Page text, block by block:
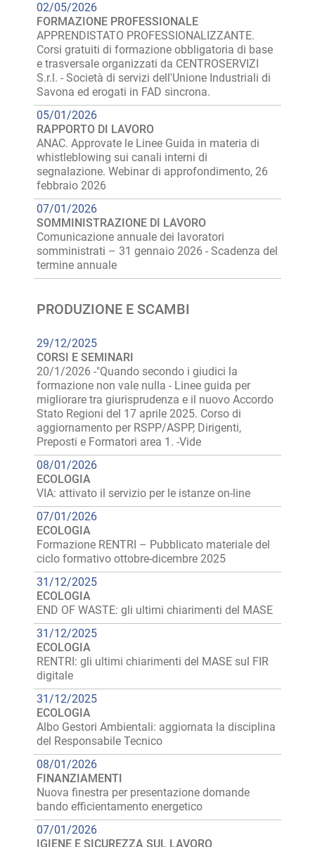
02/05/2026
FORMAZIONE PROFESSIONALE
APPRENDISTATO PROFESSIONALIZZANTE.
Corsi gratuiti di formazione obbligatoria di base
e trasversale organizzati da CENTROSERVIZI
S.r.l. - Società di servizi dell'Unione Industriali di
Savona ed erogati in FAD sincrona.
05/01/2026
RAPPORTO DI LAVORO
ANAC. Approvate le Linee Guida in materia di
whistleblowing sui canali interni di
segnalazione. Webinar di approfondimento, 26
febbraio 2026
07/01/2026
SOMMINISTRAZIONE DI LAVORO
Comunicazione annuale dei lavoratori
somministrati – 31 gennaio 2026 - Scadenza del
termine annuale
PRODUZIONE E SCAMBI
29/12/2025
CORSI E SEMINARI
20/1/2026 -"Quando secondo i giudici la
formazione non vale nulla - Linee guida per
migliorare tra giurisprudenza e il nuovo Accordo
Stato Regioni del 17 aprile 2025. Corso di
aggiornamento per RSPP/ASPP, Dirigenti,
Preposti e Formatori area 1. -Vide
08/01/2026
ECOLOGIA
VIA: attivato il servizio per le istanze on-line
07/01/2026
ECOLOGIA
Formazione RENTRI – Pubblicato materiale del
ciclo formativo ottobre-dicembre 2025
31/12/2025
ECOLOGIA
END OF WASTE: gli ultimi chiarimenti del MASE
31/12/2025
ECOLOGIA
RENTRI: gli ultimi chiarimenti del MASE sul FIR
digitale
31/12/2025
ECOLOGIA
Albo Gestori Ambientali: aggiornata la disciplina
del Responsabile Tecnico
08/01/2026
FINANZIAMENTI
Nuova finestra per presentazione domande
bando efficientamento energetico
07/01/2026
IGIENE E SICUREZZA SUL LAVORO